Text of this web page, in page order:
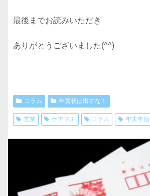
最後までお読みいただき
ありがとうございました(^^)
コラム 年賀状は出すな！
営業 ケアマネ コラム 年末年始